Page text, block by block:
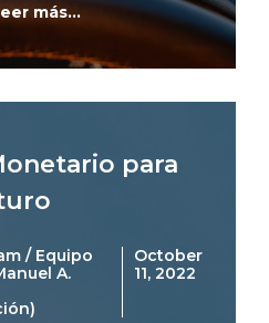
más...
para
/ Equipo
A.
October
11, 2022